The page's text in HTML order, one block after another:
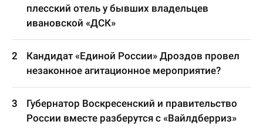
плесский отель у бывших владельцев
ивановской «ДСК»
Кандидат «Единой России» Дроздов провел
незаконное агитационное мероприятие?
Губернатор Воскресенский и правительство
России вместе разберутся с «Вайлдберриз»